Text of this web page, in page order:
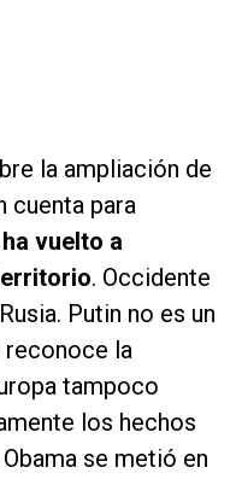
la ampliación de
cuenta para
vuelto a
. Occidente
Putin no es un
reconoce la
tampoco
los hechos
se metió en